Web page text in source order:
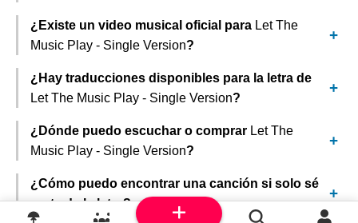
¿Existe un video musical oficial para Let The
Music Play - Single Version?
¿Hay traducciones disponibles para la letra de
Let The Music Play - Single Version?
¿Dónde puedo escuchar o comprar Let The
Music Play - Single Version?
¿Cómo puedo encontrar una canción si solo sé
parte de la letra?